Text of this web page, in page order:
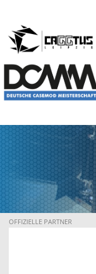
OFFIZIELLE PARTNER